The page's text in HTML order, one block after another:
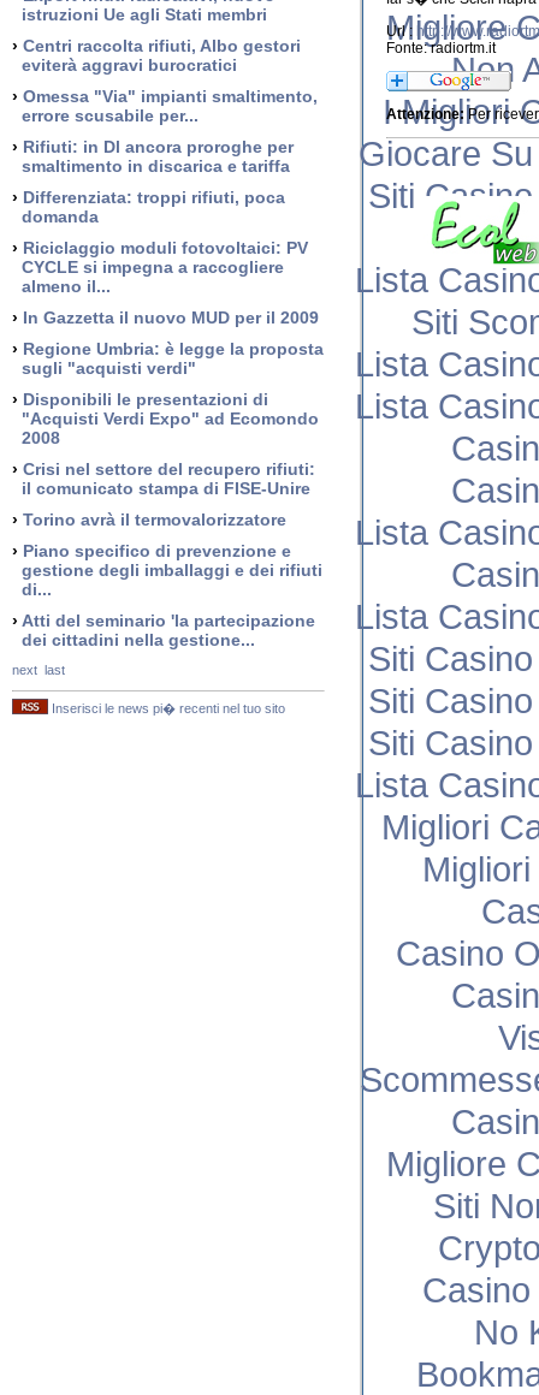
istruzioni Ue agli Stati membri
› Centri raccolta rifiuti, Albo gestori
eviterà aggravi burocratici
› Omessa "Via" impianti smaltimento,
errore scusabile per...
› Rifiuti: in Dl ancora proroghe per
smaltimento in discarica e tariffa
› Differenziata: troppi rifiuti, poca
domanda
› Riciclaggio moduli fotovoltaici: PV
CYCLE si impegna a raccogliere
almeno il...
› In Gazzetta il nuovo MUD per il 2009
› Regione Umbria: è legge la proposta
sugli "acquisti verdi"
› Disponibili le presentazioni di
"Acquisti Verdi Expo" ad Ecomondo
2008
› Crisi nel settore del recupero rifiuti:
il comunicato stampa di FISE-Unire
› Torino avrà il termovalorizzatore
› Piano specifico di prevenzione e
gestione degli imballaggi e dei rifiuti
di...
› Atti del seminario 'la partecipazione
dei cittadini nella gestione...
next last
Inserisci le news pi� recenti nel tuo sito
Url : http://
Fonte: radiortm.it
Attenzione: Per
Migliore
Non
I Migliori
Giocare
Siti
Lista
Siti
Lista
Lista
Lista
Lista
Siti
Siti
Siti
Lista
Migliori
Casino
Migliore
Siti
No